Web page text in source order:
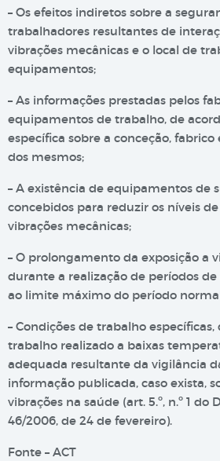
– Os efeitos indiretos sobre a
trabalhadores resultantes de
vibrações mecânicas e o local de
equipamentos;
– As informações prestadas pelos
equipamentos de trabalho, de
específica sobre a conceção,
dos mesmos;
– A existência de equipamentos de
concebidos para reduzir os níveis
vibrações mecânicas;
– O prolongamento da exposição a
durante a realização de períodos
ao limite máximo do período
– Condições de trabalho
trabalho realizado a baixas
adequada resultante da vigilância
informação publicada, caso exista,
vibrações na saúde (art. 5.º, n.º 1 do
46/2006, de 24 de fevereiro).
Fonte – ACT